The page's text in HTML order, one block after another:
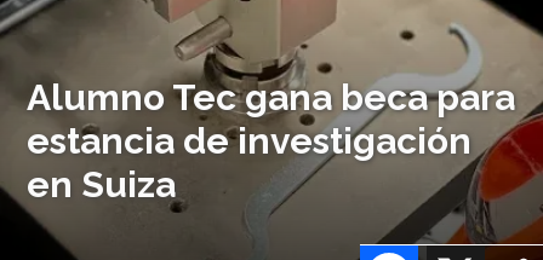
Alumno Tec gana beca para
estancia de investigación
en Suiza
X
Facebook